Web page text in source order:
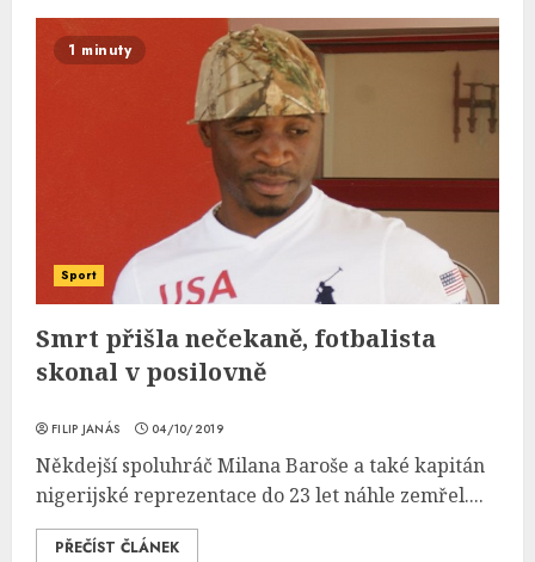
1 minuty
Sport
Smrt přišla nečekaně, fotbalista
skonal v posilovně
FILIP JANÁS 04/10/2019
Někdejší spoluhráč Milana Baroše a také kapitán
nigerijské reprezentace do 23 let náhle zemřel....
PŘEČÍST ČLÁNEK